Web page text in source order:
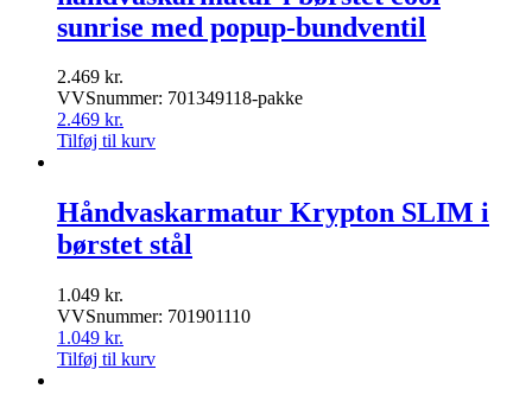
sunrise med popup-bundventil
2.469 kr.
VVSnummer: 701349118-pakke
2.469 kr.
Tilføj til kurv
Håndvaskarmatur Krypton SLIM i
børstet stål
1.049 kr.
VVSnummer: 701901110
1.049 kr.
Tilføj til kurv